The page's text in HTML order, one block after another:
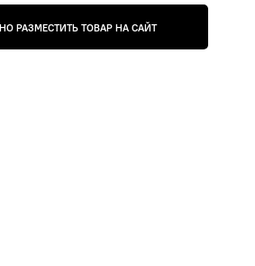
РАЗМЕСТИТЬ ТОВАР НА САЙТ